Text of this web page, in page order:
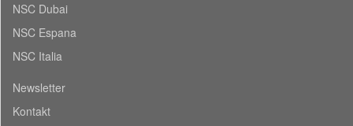
NSC Dubai
NSC Espana
NSC Italia
Newsletter
Kontakt